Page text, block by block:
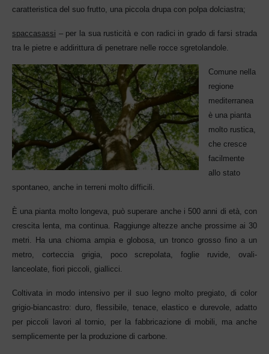
caratteristica del suo frutto, una piccola drupa con polpa dolciastra;
spaccasassi – per la sua rusticità e con radici in grado di farsi strada
tra le pietre e addirittura di penetrare nelle rocce sgretolandole.
Comune nella
regione
mediterranea
è una pianta
molto rustica,
che cresce
facilmente
allo stato
spontaneo, anche in terreni molto difficili.
È una pianta molto longeva, può superare anche i 500 anni di età, con
crescita lenta, ma continua. Raggiunge altezze anche prossime ai 30
metri. Ha una chioma ampia e globosa, un tronco grosso fino a un
metro, corteccia grigia, poco screpolata, foglie ruvide, ovali-
lanceolate, fiori piccoli, giallicci.
Coltivata in modo intensivo per il suo legno molto pregiato, di color
grigio-biancastro: duro, flessibile, tenace, elastico e durevole, adatto
per piccoli lavori al tornio, per la fabbricazione di mobili, ma anche
semplicemente per la produzione di carbone.